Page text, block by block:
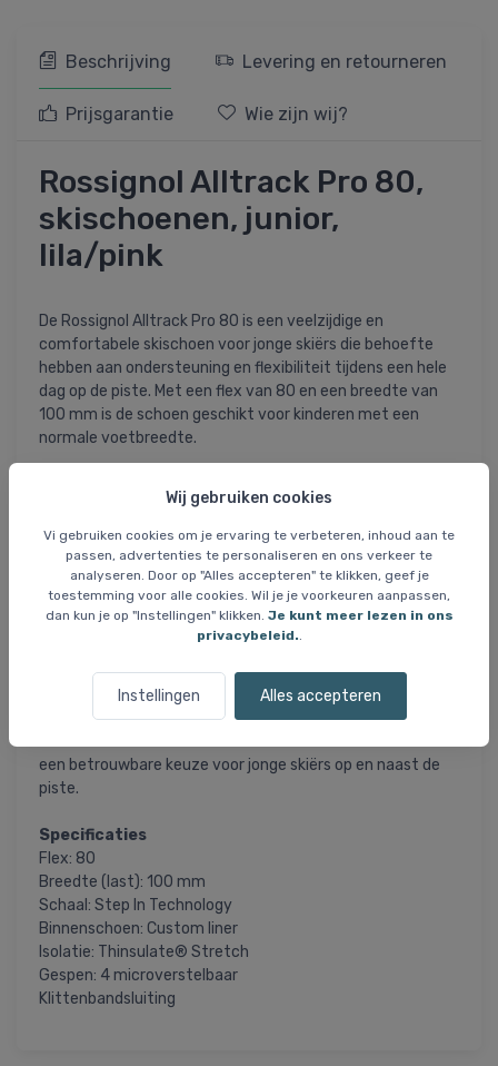
Wij gebruiken cookies
Vi gebruiken cookies om je ervaring te verbeteren, inhoud aan te
passen, advertenties te personaliseren en ons verkeer te
analyseren. Door op "Alles accepteren" te klikken, geef je
toestemming voor alle cookies. Wil je je voorkeuren aanpassen,
dan kun je op "Instellingen" klikken. Je kunt meer lezen in ons
privacybeleid..
Instellingen Alles accepteren
Beschrijving Levering en retourneren
Prijsgarantie Wie zijn wij?
Rossignol Alltrack Pro 80,
skischoenen, junior,
lila/pink
De Rossignol Alltrack Pro 80 is een veelzijdige en
comfortabele skischoen voor jonge skiërs die behoefte
hebben aan ondersteuning en flexibiliteit tijdens een hele
dag op de piste. Met een flex van 80 en een breedte van
100 mm is de schoen geschikt voor kinderen met een
normale voetbreedte.
aantrekken vergemakkelijkt zonder in te leveren op
stabiliteit tijdens het skiën. Vier microverstelbare gespen
zorgen voor een nauwkeurige pasvorm.
De binnenschoen is gevoerd met Thinsulate® Stretch
voor optimale warmte en bewegingsvrijheid. De op maat
aanpasbare liner sluit goed aan rond de voet voor extra
comfort.
Een brede klittenbandsluiting aan de bovenzijde biedt
een betrouwbare keuze voor jonge skiërs op en naast de
piste.
Specificaties
Flex: 80
Breedte (last): 100 mm
Schaal: Step In Technology
Binnenschoen: Custom liner
Isolatie: Thinsulate® Stretch
Gespen: 4 microverstelbaar
Klittenbandsluiting